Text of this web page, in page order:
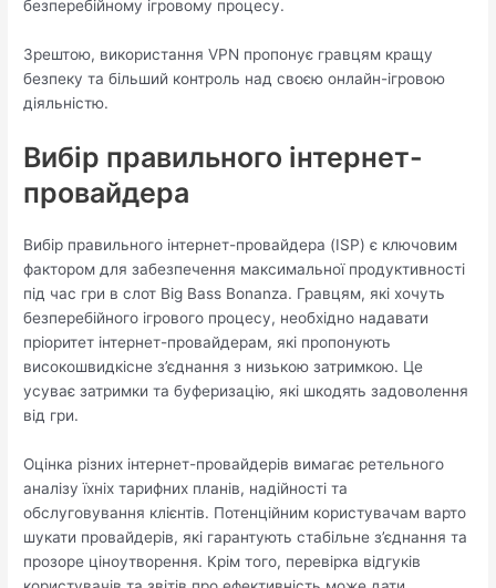
безперебійному ігровому процесу.
Зрештою, використання VPN пропонує гравцям кращу
безпеку та більший контроль над своєю онлайн-ігровою
діяльністю.
Вибір правильного інтернет-
провайдера
Вибір правильного інтернет-провайдера (ISP) є ключовим
фактором для забезпечення максимальної продуктивності
під час гри в слот Big Bass Bonanza. Гравцям, які хочуть
безперебійного ігрового процесу, необхідно надавати
пріоритет інтернет-провайдерам, які пропонують
високошвидкісне з’єднання з низькою затримкою. Це
усуває затримки та буферизацію, які шкодять задоволення
від гри.
Оцінка різних інтернет-провайдерів вимагає ретельного
аналізу їхніх тарифних планів, надійності та
обслуговування клієнтів. Потенційним користувачам варто
шукати провайдерів, які гарантують стабільне з’єднання та
прозоре ціноутворення. Крім того, перевірка відгуків